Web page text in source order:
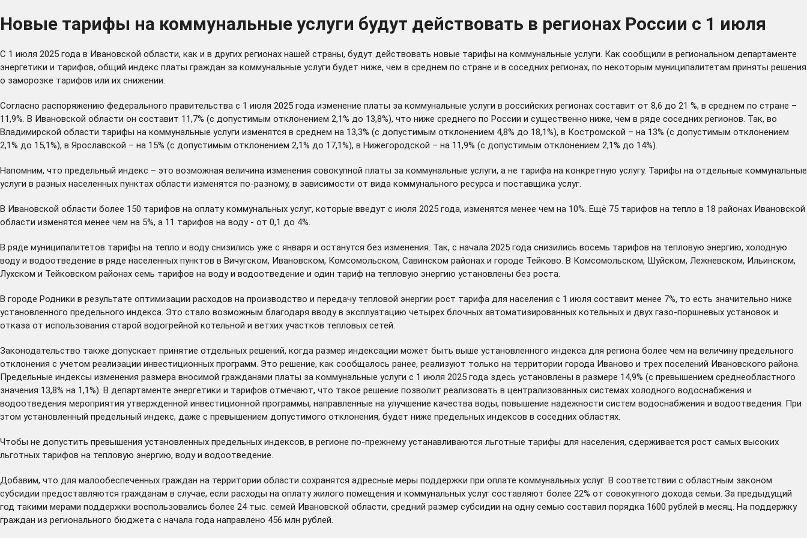
Новые тарифы на коммунальные услуги будут действовать в регионах России с 1 июля
С 1 июля 2025 года в Ивановской области, как и в других регионах нашей страны, будут действовать новые тарифы на коммунальные услуги. Как сообщили в региональном департаменте
энергетики и тарифов, общий индекс платы граждан за коммунальные услуги будет ниже, чем в среднем по стране и в соседних регионах, по некоторым муниципалитетам приняты решения
о заморозке тарифов или их снижении.
Согласно распоряжению федерального правительства с 1 июля 2025 года изменение платы за коммунальные услуги в российских регионах составит от 8,6 до 21 %, в среднем по стране –
11,9%. В Ивановской области он составит 11,7% (с допустимым отклонением 2,1% до 13,8%), что ниже среднего по России и существенно ниже, чем в ряде соседних регионов. Так, во
Владимирской области тарифы на коммунальные услуги изменятся в среднем на 13,3% (с допустимым отклонением 4,8% до 18,1%), в Костромской – на 13% (с допустимым отклонением
2,1% до 15,1%), в Ярославской – на 15% (с допустимым отклонением 2,1% до 17,1%), в Нижегородской – на 11,9% (с допустимым отклонением 2,1% до 14%).
Напомним, что предельный индекс – это возможная величина изменения совокупной платы за коммунальные услуги, а не тарифа на конкретную услугу. Тарифы на отдельные коммунальные
услуги в разных населенных пунктах области изменятся по-разному, в зависимости от вида коммунального ресурса и поставщика услуг.
В Ивановской области более 150 тарифов на оплату коммунальных услуг, которые введут с июля 2025 года, изменятся менее чем на 10%. Ещё 75 тарифов на тепло в 18 районах Ивановской
области изменятся менее чем на 5%, а 11 тарифов на воду - от 0,1 до 4%.
В ряде муниципалитетов тарифы на тепло и воду снизились уже с января и останутся без изменения. Так, с начала 2025 года снизились восемь тарифов на тепловую энергию, холодную
воду и водоотведение в ряде населенных пунктов в Вичугском, Ивановском, Комсомольском, Савинском районах и городе Тейково. В Комсомольском, Шуйском, Лежневском, Ильинском,
Лухском и Тейковском районах семь тарифов на воду и водоотведение и один тариф на тепловую энергию установлены без роста.
В городе Родники в результате оптимизации расходов на производство и передачу тепловой энергии рост тарифа для населения с 1 июля составит менее 7%, то есть значительно ниже
установленного предельного индекса. Это стало возможным благодаря вводу в эксплуатацию четырех блочных автоматизированных котельных и двух газо-поршневых установок и
отказа от использования старой водогрейной котельной и ветхих участков тепловых сетей.
Законодательство также допускает принятие отдельных решений, когда размер индексации может быть выше установленного индекса для региона более чем на величину предельного
отклонения с учетом реализации инвестиционных программ. Это решение, как сообщалось ранее, реализуют только на территории города Иваново и трех поселений Ивановского района.
Предельные индексы изменения размера вносимой гражданами платы за коммунальные услуги с 1 июля 2025 года здесь установлены в размере 14,9% (с превышением среднеобластного
значения 13,8% на 1,1%). В департаменте энергетики и тарифов отмечают, что такое решение позволит реализовать в централизованных системах холодного водоснабжения и
водоотведения мероприятия утвержденной инвестиционной программы, направленные на улучшение качества воды, повышение надежности систем водоснабжения и водоотведения. При
этом установленный предельный индекс, даже с превышением допустимого отклонения, будет ниже предельных индексов в соседних областях.
Чтобы не допустить превышения установленных предельных индексов, в регионе по-прежнему устанавливаются льготные тарифы для населения, сдерживается рост самых высоких
льготных тарифов на тепловую энергию, воду и водоотведение.
Добавим, что для малообеспеченных граждан на территории области сохранятся адресные меры поддержки при оплате коммунальных услуг. В соответствии с областным законом
субсидии предоставляются гражданам в случае, если расходы на оплату жилого помещения и коммунальных услуг составляют более 22% от совокупного дохода семьи. За предыдущий
год такими мерами поддержки воспользовались более 24 тыс. семей Ивановской области, средний размер субсидии на одну семью составил порядка 1600 рублей в месяц. На поддержку
граждан из регионального бюджета с начала года направлено 456 млн рублей.